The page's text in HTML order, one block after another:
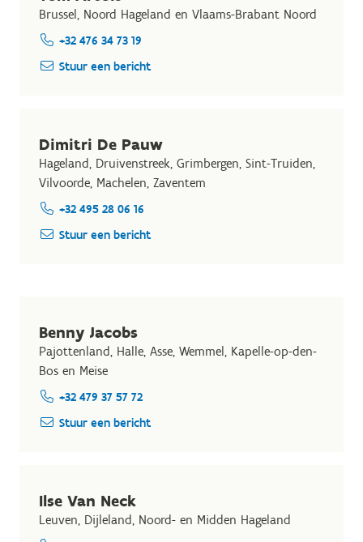
Brussel, Noord Hageland en Vlaams-Brabant Noord
+32 476 34 73 19
Stuur een bericht
Dimitri De Pauw
Hageland, Druivenstreek, Grimbergen, Sint-Truiden,
Vilvoorde, Machelen, Zaventem
+32 495 28 06 16
Stuur een bericht
Benny Jacobs
Pajottenland, Halle, Asse, Wemmel, Kapelle-op-den-
Bos en Meise
+32 479 37 57 72
Stuur een bericht
Ilse Van Neck
Leuven, Dijleland, Noord- en Midden Hageland